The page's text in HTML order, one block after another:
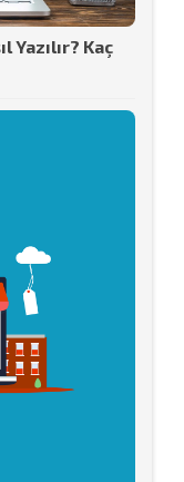
Yazılır? Kaç